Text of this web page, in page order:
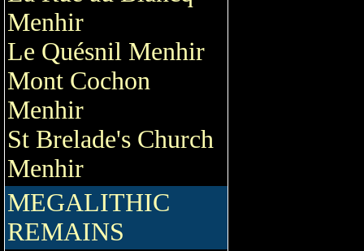
Menhir
Le Quésnil Menhir
Mont Cochon
Menhir
St Brelade's Church
Menhir
MEGALITHIC
REMAINS